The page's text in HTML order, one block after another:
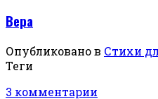
Вера
Опубликовано в Стихи
Теги
3 комментарии